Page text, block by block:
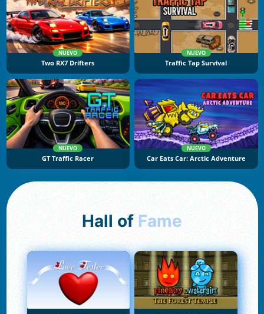
NUEVO
Two RX7 Drifters
NUEVO
Traffic Tap Survival
NUEVO
GT Traffic Racer
NUEVO
Car Eats Car: Arctic Adventure
Hall of Fame